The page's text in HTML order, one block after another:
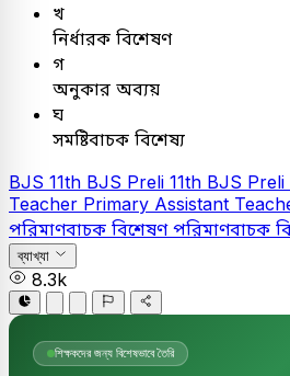
খ
নির্ধারক বিশেষণ
গ
অনুকার অব্যয়
ঘ
সমষ্টিবাচক বিশেষ্য
BJS 11th BJS Preli 11th BJS Preli
Teacher Primary Assistant
পরিমাণবাচক বিশেষণ পরিমাণবাচক
ব্যাখ্যা
8.3k
শিক্ষকদের জন্য বিশেষভাবে তৈরি